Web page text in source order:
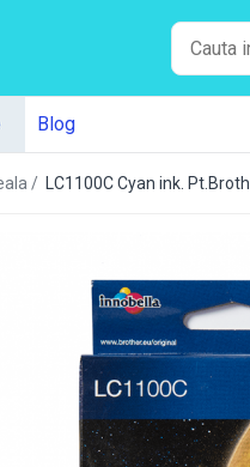
Blog
/ LC1100C Cyan ink.